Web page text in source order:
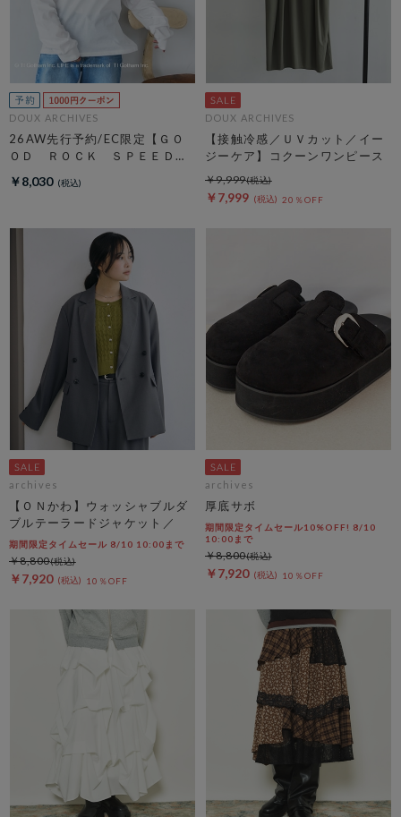
DOUX ARCHIVES
26AW先行予約/EC限定【ＧＯ
ＯＤ ＲＯＣＫ ＳＰＥＥＤ】
ＥＥ
￥8,030
DOUX ARCHIVES
【接触冷感／ＵＶカット／イー
ジーケア】コクーンワンピース
￥7,999 20％OFF
￥9,999
archives
【ＯＮかわ】ウォッシャブルダ
ブルテーラードジャケット／
期間限定タイムセール 8/10 10:00まで
￥7,920 10％OFF
￥8,800
archives
厚底サボ
期間限定タイムセール10%OFF! 8/10
10:00まで
￥7,920 10％OFF
￥8,800